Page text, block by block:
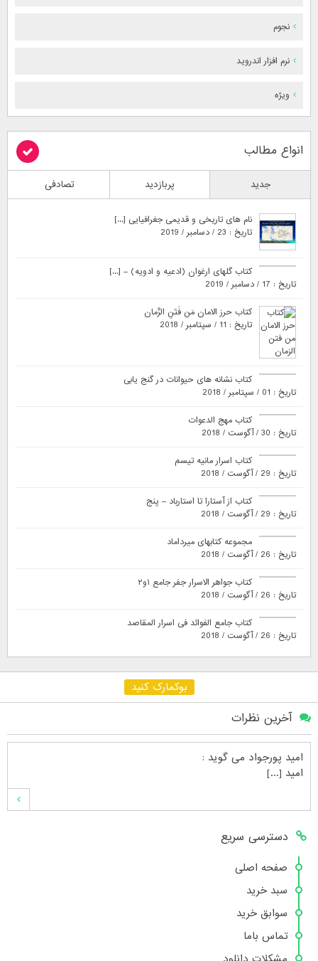
نجوم
نرم افزار اندروید
ویژه
انواع مطالب
جدید پربازدید تصادفی
نام های تاریخی و قدیمی جغرافیایی [...]
تاریخ : 23 / دسامبر / 2019
کتاب گلهای ارغوان (ادعیه و ادویه) – [...]
تاریخ : 17 / دسامبر / 2019
کتاب حرز الامان مَن فَتَنِ الزَّمان
تاریخ : 11 / سپتامبر / 2018
کتاب نشانه های حیوانات در گنج یابی
تاریخ : 01 / سپتامبر / 2018
کتاب مهج الدعوات
تاریخ : 30 / آگوست / 2018
کتاب اسرار مانیه تیسم
تاریخ : 29 / آگوست / 2018
کتاب از آستارا تا استارباد – پنج
تاریخ : 29 / آگوست / 2018
مجموعه کتابهای میرداماد
تاریخ : 26 / آگوست / 2018
کتاب جواهر الاسرار جفر جامع ۱و۲
تاریخ : 26 / آگوست / 2018
کتاب جامع الفوائد فی اسرار المقاصد
تاریخ : 26 / آگوست / 2018
بوکمارک کنید
آخرین نظرات
امید پورجواد می گوید :
امید [...]
محمدشهنوازیمی گوید :
سلام بنده محمد شهنوازی فقط بوسیله ا [...]
محمدمی گوید :
سلام تعداد کتاب۶در سایت زیاد نیست [...]
دسترسی سریع
صفحه اصلی
سبد خرید
سوابق خرید
تماس باما